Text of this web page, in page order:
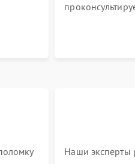
видеостен а
Наши эксперты